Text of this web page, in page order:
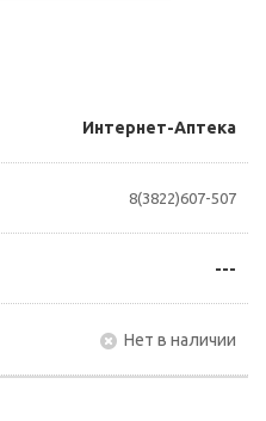
Интернет-Аптека
8(3822)607-507
---
Нет в наличии